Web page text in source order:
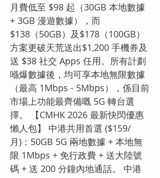
月費低至 $98 起（30GB 本地數據
+ 3GB 漫遊數據），而
$138（50GB）及$178（100GB）
方案更破天荒送出$1,200 手機券及
送 $38 社交 Apps 任用。所有計劃
喺爆數據後，均可享本地無限數據
（最高 1Mbps - 5Mbps），係目前
市場上功能最齊備嘅 5G 轉台選
擇。 【CMHK 2026 最新快閃優惠
懶人包】 中港共用首選 ($159/
月)：50GB 5G 兩地數據 + 本地無
限 1Mbps + 免行政費 + 送大陸號
碼 + 送 200 分鐘內地通話。 中港